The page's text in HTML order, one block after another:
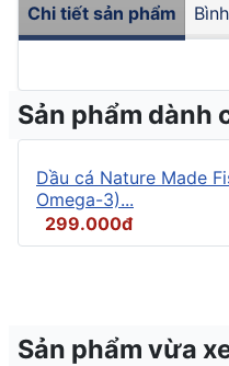
Chi tiết sản phẩm
Sản phẩm dành
Dầu cá Nature Made
Omega-3)...
299.000đ
Sản phẩm vừa